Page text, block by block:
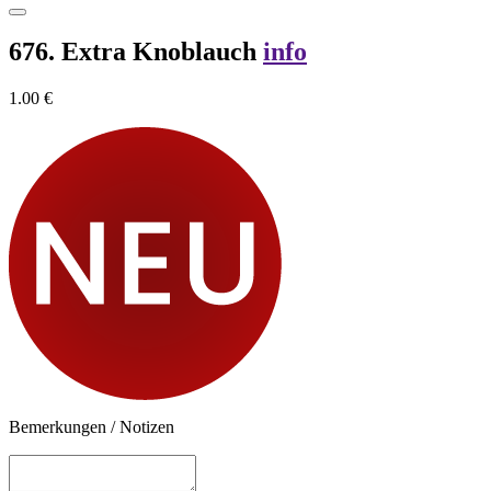
676. Extra Knoblauch info
1.00 €
Bemerkungen / Notizen